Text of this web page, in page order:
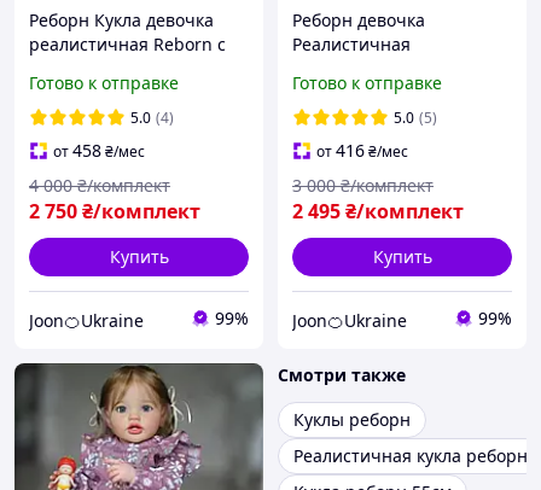
Реборн Кукла девочка
реалистичная Reborn с
можно купать 48 см
Готово к отправке
5.0 (4)
от458₴/мес
2 750₴/комплект
4 000 ₴/комплект
Купить
Joon🍊Ukraine 99%
Реборн девочка
Реалистичная
с аксессуарами Reborn
3D-кожа 50 см можно
купать
Готово к отправке
5.0 (5)
от416₴/мес
2 495₴/комплект
3 000 ₴/комплект
Купить
Joon🍊Ukraine 99%
Смотри также
Куклы реборн
Реалистичная кукла реборн